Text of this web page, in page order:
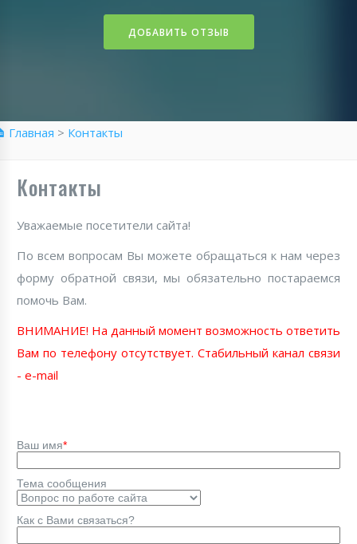
ДОБАВИТЬ ОТЗЫВ
Главная > Контакты
Контакты
Уважаемые посетители сайта!
По всем вопросам Вы можете обращаться к нам через
форму обратной связи, мы обязательно постараемся
помочь Вам.
ВНИМАНИЕ! На данный момент возможность ответить
Вам по телефону отсутствует. Стабильный канал связи
- e-mail
Ваш имя*
Тема сообщения
Как с Вами связаться?